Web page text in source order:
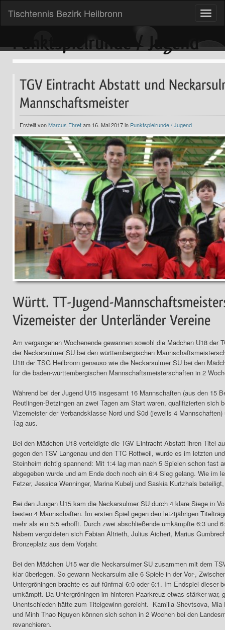
Toggle
Tischtennis Bezirk Heilbronn
Erstellt vonMarcus Ehretam 16. Mai 2017 in Punktspielrunde / Jugend
Am vergangenen Wochenende gewannen sowohl die Mädchen U18 der
der Neckarsulmer SU bei den württembergischen
U18 der TSG Heilbronn genauso wie die Neckarsulmer SU bei den
für die baden-württembergischen Mannschaftsmeisterschaften in 2
Während bei der Jugend U15 insgesamt 16 Mannschaften (aus den 15
Reutlingen-Betzingen an zwei Tagen am Start waren, qualifizierten sich
Vizemeister der Verbandsklasse Nord und Süd (jeweils 4
Tag aus.
Bei den Mädchen U18 verteidigte die TGV Eintracht Abstatt ihren Titel
gegen den TSV Langenau und den TTC Rottweil, wurde es im letzten
Steinheim richtig spannend: Mit 1:4 lag man nach 5 Spielen schon fast
abgegeben wurde und am Ende doch noch ein 6:4 Sieg gelang. Wie im
Fetzer, Jessica Wenninger, Marina Kubelj und Saskia Kurtzhals
Bei den Jungen U15 kam die Neckarsulmer SU durch 4 klare Siege in
besten 4 Mannschaften. Im ersten Spiel gegen den letztjährigen
mehr als ein 5:5 erhofft. Durch zwei abschließende umkämpfte 6:3 und
Nabern vergoldeten sich Fabian Altrieth, Julius Aichert, Marius
Bronzeplatz aus dem Vorjahr.
Bei den Mädchen U15 war die Neckarsulmer SU zusammen mit dem
klar überlegen. So gewann Neckarsulm alle 6 Spiele in der Vor-,
Untergröningen brachte es auf fünfmal 6:0 oder 6:1. Im Endspiel dieser
umkämpft. Da Untergröningen im hinteren Paarkreuz etwas stärker war,
Unentschieden hätte zum Titelgewinn gereicht. Kamilla Shevtsova,
und Minh Thao Nguyen können sich schon in 2 Wochen bei den
revanchieren.